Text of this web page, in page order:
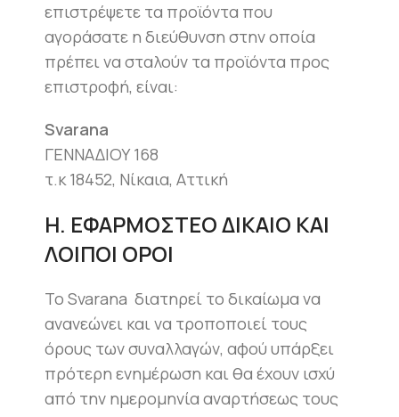
επιστρέψετε τα προϊόντα που
αγοράσατε η διεύθυνση στην οποία
πρέπει να σταλούν τα προϊόντα προς
επιστροφή, είναι:
Svarana
ΓΕΝΝΑΔΙΟΥ 168
τ.κ 18452, Nίκαια, Αττική
Η. ΕΦΑΡΜΟΣΤΕΟ ΔΙΚΑΙΟ ΚΑΙ
ΛΟΙΠΟΙ ΟΡΟΙ
Το Svarana διατηρεί το δικαίωμα να
ανανεώνει και να τροποποιεί τους
όρους των συναλλαγών, αφού υπάρξει
πρότερη ενημέρωση και θα έχουν ισχύ
από την ημερομηνία αναρτήσεως τους